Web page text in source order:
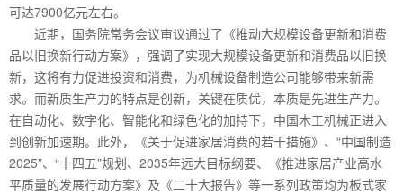
可达7900亿元左右。
近期，国务院常务会议审议通过了《推动大规模设备更新和消费
品以旧换新行动方案》，强调了实现大规模设备更新和消费品以旧换
新，这将有力促进投资和消费，为机械设备制造公司能够带来新需
求。而新质生产力的特点是创新，关键在质优，本质是先进生产力。
在自动化、数字化、智能化和绿色化的加持下，中国木工机械正进入
到创新加速期。此外，《关于促进家居消费的若干措施》、“中国制造
2025”、“十四五”规划、2035年远大目标纲要、《推进家居产业高水
平质量的发展行动方案》及《二十大报告》等一系列政策均为板式家